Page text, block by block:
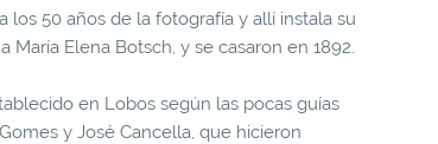
50 años de la fotografía y allí instala su
María Elena Botsch, y se casaron en 1892.
en Lobos según las pocas guías
y José Cancella, que hicieron